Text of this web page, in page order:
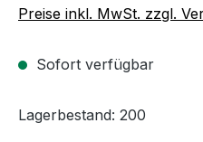
Preise inkl. MwSt. zzgl.
Sofort verfügbar
Lagerbestand: 200